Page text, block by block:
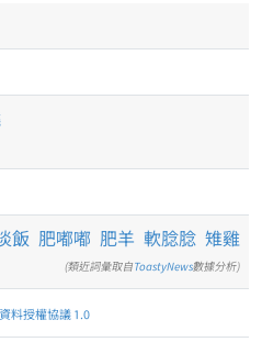
飯 肥嘟嘟 肥羊 軟腍腍 雉雞
(類近詞彙取自ToastyNews數據分析)
料授權協議 1.0